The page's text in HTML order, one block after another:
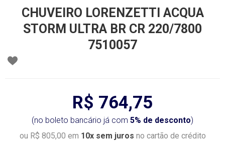
CHUVEIRO LORENZETTI ACQUA
STORM ULTRA BR CR 220/7800
7510057
R$ 764,75
(no boleto bancário já com 5% de desconto)
ou R$ 805,00 em 10x sem juros no cartão de crédito